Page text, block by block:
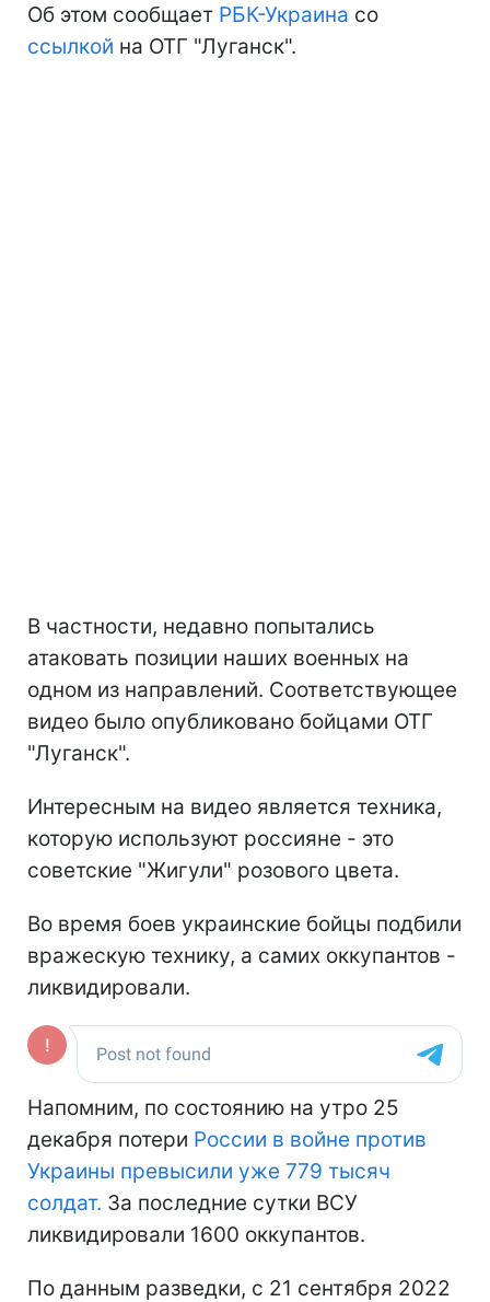
Об этом сообщает РБК-Украина со
ссылкой на ОТГ "Луганск".
В частности, недавно попытались
атаковать позиции наших военных на
одном из направлений. Соответствующее
видео было опубликовано бойцами ОТГ
"Луганск".
Интересным на видео является техника,
которую используют россияне - это
советские "Жигули" розового цвета.
Во время боев украинские бойцы подбили
вражескую технику, а самих оккупантов -
ликвидировали.
Напомним, по состоянию на утро 25
декабря потери России в войне против
Украины превысили уже 779 тысяч
солдат. За последние сутки ВСУ
ликвидировали 1600 оккупантов.
По данным разведки, с 21 сентября 2022